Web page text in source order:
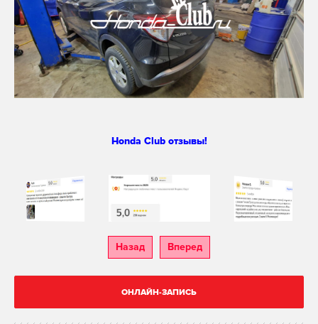
Honda Club отзывы!
Назад Вперед
ОНЛАЙН-ЗАПИСЬ